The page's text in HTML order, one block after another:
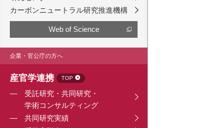
カーボンニュートラル研究推進機構
Web of Science
企業・官公庁の方へ
産官学連携 TOP
受託研究・共同研究・
学術コンサルティング
共同研究実績